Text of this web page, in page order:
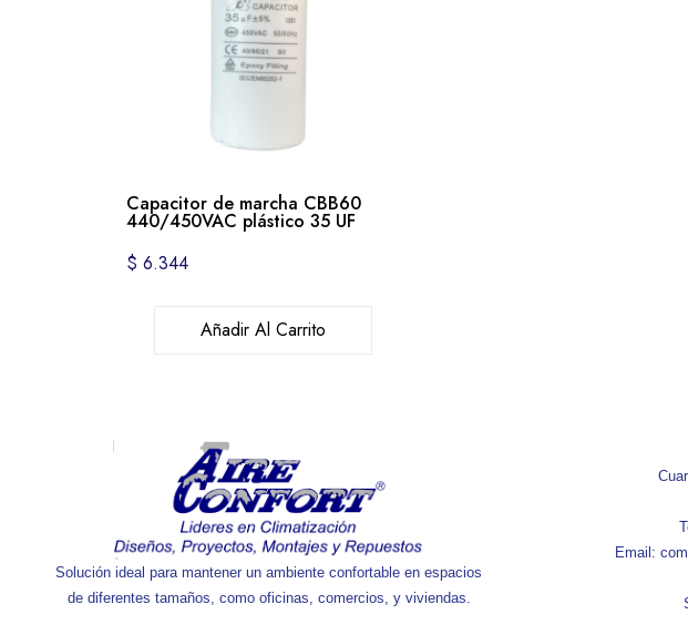
Capacitor de marcha CBB60
440/450VAC plástico 35 UF
$ 6.344
Añadir Al Carrito
Solución ideal para mantener un ambiente confortable en espacios
de diferentes tamaños, como oficinas, comercios, y viviendas.
Email: